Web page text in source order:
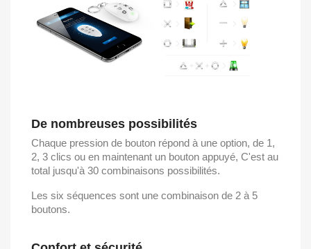
De nombreuses possibilités
Chaque pression de bouton répond à une option, de 1,
2, 3 clics ou en maintenant un bouton appuyé, C'est au
total jusqu'à 30 combinaisons possibilités.
Les six séquences sont une combinaison de 2 à 5
boutons.